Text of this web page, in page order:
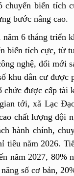
chuyển biến tích
bước nâng cao.
năm 6 tháng triển
biến tích cực, từ
nghệ, đổi mới
khu dân cư được
chức được cấp tài
tới, xã Lạc
chất lượng đội
hành chính,
tiêu năm 2026.
năm 2027, 80%
số cơ bản,